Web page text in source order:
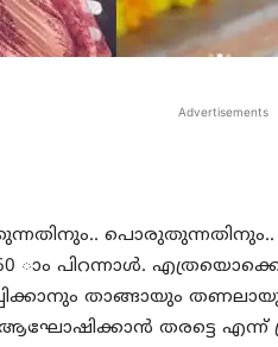
Advertisements
ാം പിറന്നാള്‍.
താങ്ങായും
തരട്ടെ എന്ന്